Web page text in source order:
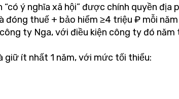
ý nghĩa xã hội” được chính quyền địa
đóng thuế + bảo hiểm ≥4 triệu ₽ mỗi năm
ty Nga, với điều kiện công ty đó
giữ ít nhất 1 năm, với mức tối thiểu: